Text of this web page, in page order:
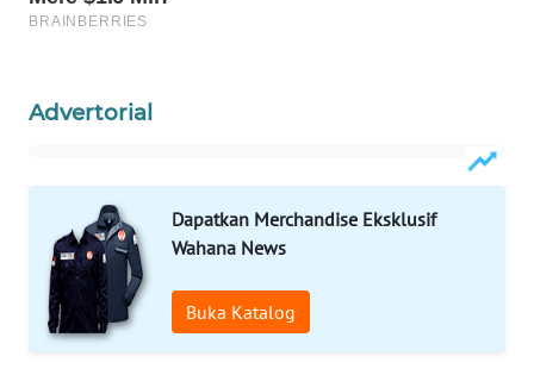
Advertorial
Dapatkan Merchandise Eksklusif
Wahana News
Buka Katalog
WATCH
MKLI